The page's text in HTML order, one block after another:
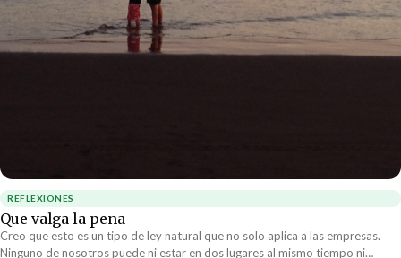
REFLEXIONES
Que valga la pena
Creo que esto es un tipo de ley natural que no solo aplica a las empresas.
Ninguno de nosotros puede ni estar en dos lugares al mismo tiempo ni